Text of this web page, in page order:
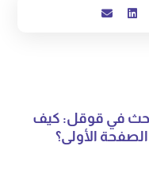
في قوقل: كيف
الأولى؟